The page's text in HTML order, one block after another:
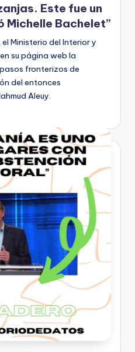
Este fue un
Michelle Bachelet”
Ministerio del Interior y
su página web la
fronterizos de
del entonces
Aleuy.